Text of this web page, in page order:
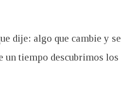
dije: algo que cambie y se
un tiempo descubrimos los